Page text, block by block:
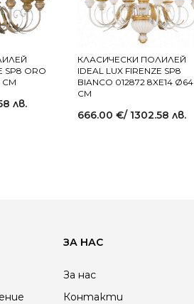
SP8 ORO
СМ
лв.
КЛАСИЧЕСКИ ПОЛИЛЕЙ
IDEAL LUX FIRENZE SP8
BIANCO 012872 8XE14 Ø64
СМ
666.00 €/ 1302.58 лв.
ЗА НАС
За нас
Контакти